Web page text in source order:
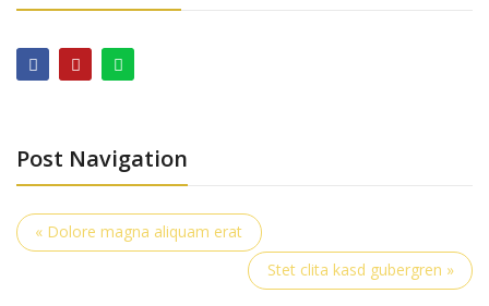
Post Navigation
« Dolore magna aliquam erat
Stet clita kasd gubergren »